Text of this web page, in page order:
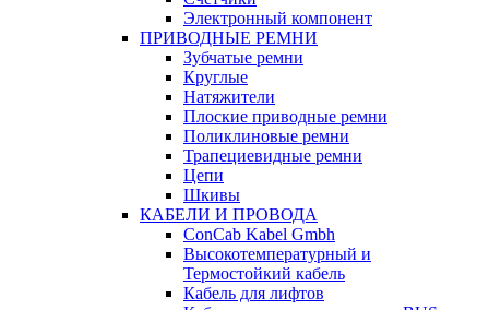
Электронный компонент
ПРИВОДНЫЕ РЕМНИ
Зубчатые ремни
Круглые
Натяжители
Плоские приводные ремни
Поликлиновые ремни
Трапециевидные ремни
Цепи
Шкивы
КАБЕЛИ И ПРОВОДА
ConCab Kabel Gmbh
Высокотемпературный и
Термостойкий кабель
Кабель для лифтов